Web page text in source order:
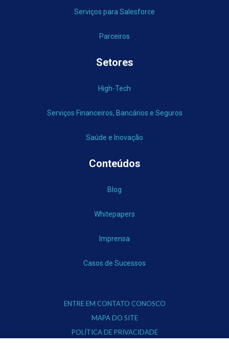
Serviços para Salesforce
Parceiros
Setores
High-Tech
Serviços Financeiros, Bancários e Seguros
Saúde e Inovação
Conteúdos
Blog
Whitepapers
Imprensa
Casos de Sucessos
ENTRE EM CONTATO CONOSCO
MAPA DO SITE
POLÍTICA DE PRIVACIDADE